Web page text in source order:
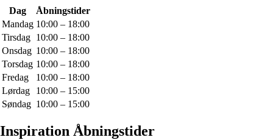
Dag
Åbningstider
Mandag 10:00 – 18:00
Tirsdag 10:00 – 18:00
Onsdag 10:00 – 18:00
Torsdag 10:00 – 18:00
Fredag
10:00 – 18:00
Lørdag
10:00 – 15:00
Søndag 10:00 – 15:00
Inspiration Åbningstider